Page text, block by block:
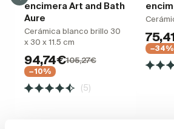
encimera Art and Bath
Aure
Cerámica blanco brillo 30
x 30 x 11.5 cm
94,74€105,27€
−10%
(5)
−34%